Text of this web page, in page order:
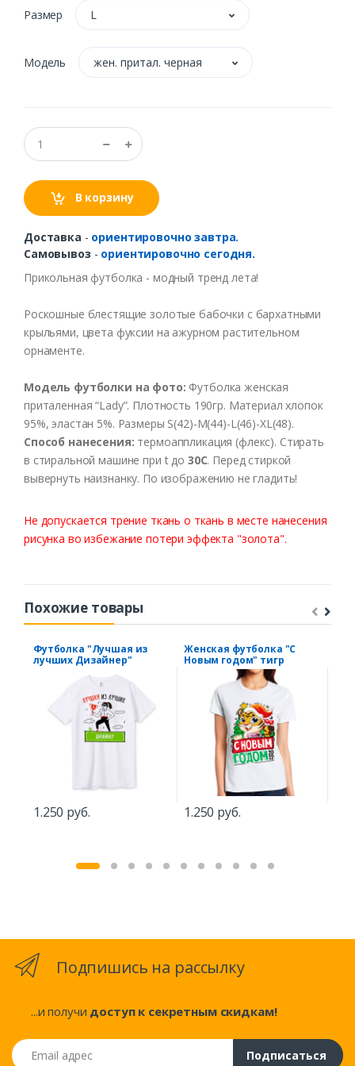
Размер L
Модель жен. притал. черная
В корзину
Доставка - ориентировочно завтра.
Самовывоз - ориентировочно сегодня.
Прикольная футболка - модный тренд лета!
Роскошные блестящие золотые бабочки с бархатными
крыльями, цвета фуксии на ажурном растительном
орнаменте.
Модель футболки на фото: Футболка женская
приталенная “Lady”. Плотность 190гр. Материал хлопок
95%,эластан 5%. Размеры S(42)-M(44)-L(46)-XL(48).
Способ нанесения: термоаппликация (флекс). Стирать
в стиральной машине при tдо 30С. Перед стиркой
вывернуть наизнанку. По изображению не гладить!
Не допускается трение ткань о ткань в месте нанесения
рисунка воизбежание потери эффекта "золота".
Похожие товары
Футболка "Лучшая из
лучших Дизайнер"
1.250 руб.
Женская футболка "С
Новым годом" тигр
1.250 руб.
Подпишись на рассылку
...и получи доступ к секретным скидкам!
Email адрес
Подписаться